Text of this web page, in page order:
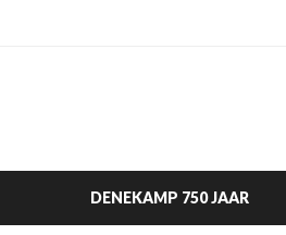
DENEKAMP 750 JAAR